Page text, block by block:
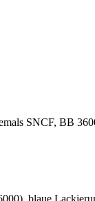
SNCF, BB
blaue